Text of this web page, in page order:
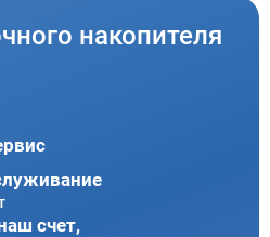
накопителя
счет,